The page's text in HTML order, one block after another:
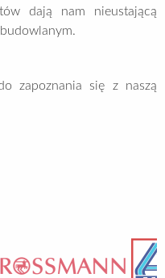
dają nam nieustającą
zapoznania się z naszą